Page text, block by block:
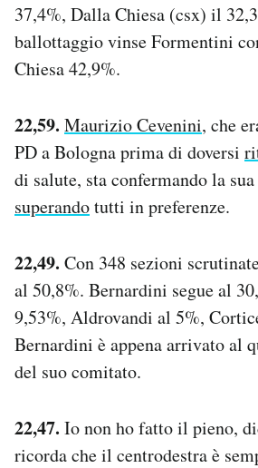
37,4%, Dalla Chiesa (csx) il
ballottaggio vinse Formentini
Chiesa 42,9%.
22,59. Maurizio Cevenini, che
PD a Bologna prima di doversi
di salute, sta confermando la
superandotutti in preferenze.
22,49. Con 348 sezioni
al 50,8%. Bernardini segue al
9,53%, Aldrovandi al 5%,
Bernardini è appena arrivato al
del suo comitato.
22,47. Io non ho fatto il pieno,
ricorda che il centrodestra è